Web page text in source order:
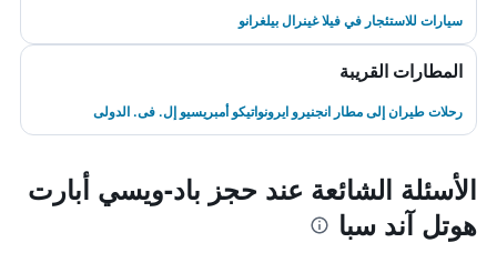
سيارات للاستئجار في فيلا غينرال بيلغرانو
المطارات القريبة
رحلات طيران إلى مطار انجنيرو ايرونواتيكو أمبريسيو إل. فى. الدولى
الأسئلة الشائعة عند حجز باد-ويسي أبارت
هوتل آند سبا